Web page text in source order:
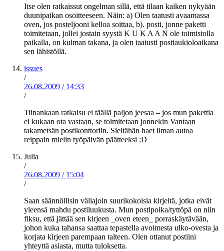
Itse olen ratkaissut ongelman sillä, että tilaan kaiken nykyään
duunipaikan osoitteeseen. Näin: a) Olen taatusti avaamassa
oven, jos posteljooni kelloa soittaa, b). posti, jonne paketti
toimitetaan, jollei jostain syystä K U K A A N ole toimistolla
paikalla, on kulman takana, ja olen taatusti postiaukioloaikana
sen lähistöllä.
issues
/
26.08.2009 / 14:33
/
Tiinankaan ratkaisu ei täällä paljon jeesaa – jos mun pakettia
ei kukaan ota vastaan, se toimitetaan jonnekin Vantaan
takametsän postikonttoriin. Sieltähän haet ilman autoa
reippain mielin työpäivän päätteeksi :D
Julia
/
26.08.2009 / 15:04
/
Saan säännöllisin väliajoin suurikokoisia kirjeitä, jotka eivät
yleensä mahdu postiluukusta. Mun postipoika/tyttöpä on niin
fiksu, että jättää sen kirjeen _oven eteen_ porraskäytävään,
johon kuka tahansa saattaa tepastella avoimesta ulko-ovesta ja
korjata kirjeen parempaan talteen. Olen ottanut postiini
yhteyttä asiasta, mutta tuloksetta.